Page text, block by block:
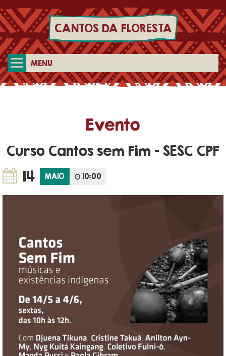
CANTOS DA FLORESTA
MENU
Evento
Curso Cantos sem Fim – SESC CPF
14 MAIO 10:00